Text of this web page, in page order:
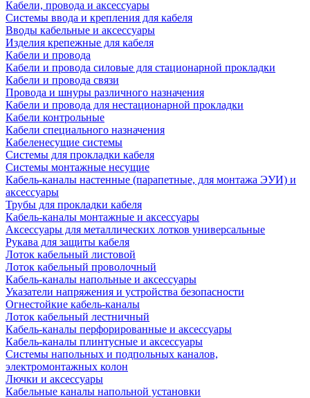
Кабели, провода и аксессуары
Системы ввода и крепления для кабеля
Вводы кабельные и аксессуары
Изделия крепежные для кабеля
Кабели и провода
Кабели и провода силовые для стационарной прокладки
Кабели и провода связи
Провода и шнуры различного назначения
Кабели и провода для нестационарной прокладки
Кабели контрольные
Кабели специального назначения
Кабеленесущие системы
Системы для прокладки кабеля
Системы монтажные несущие
Кабель-каналы настенные (парапетные, для монтажа ЭУИ) и
аксессуары
Трубы для прокладки кабеля
Кабель-каналы монтажные и аксессуары
Аксессуары для металлических лотков универсальные
Рукава для защиты кабеля
Лоток кабельный листовой
Лоток кабельный проволочный
Кабель-каналы напольные и аксессуары
Указатели напряжения и устройства безопасности
Огнестойкие кабель-каналы
Лоток кабельный лестничный
Кабель-каналы перфорированные и аксессуары
Кабель-каналы плинтусные и аксессуары
Системы напольных и подпольных каналов,
электромонтажных колон
Лючки и аксессуары
Кабельные каналы напольной установки